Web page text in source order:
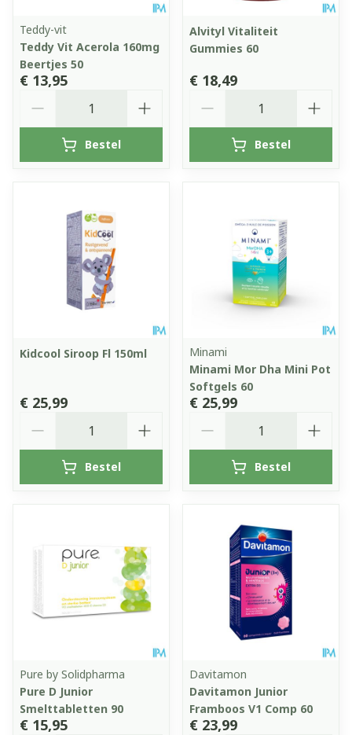
Teddy-vit
Teddy Vit Acerola 160mg
Beertjes 50
€ 13,95
Bestel
Alvityl Vitaliteit
Gummies 60
€ 18,49
Bestel
Kidcool Siroop Fl 150ml
€ 25,99
Bestel
Minami
Minami Mor Dha Mini Pot
Softgels 60
€ 25,99
Bestel
Pure by Solidpharma
Pure D Junior
Smelttabletten 90
€ 15,95
Davitamon
Davitamon Junior
Framboos V1 Comp 60
€ 23,99